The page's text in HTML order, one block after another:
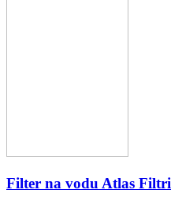
Filter na vodu Atlas Filtri